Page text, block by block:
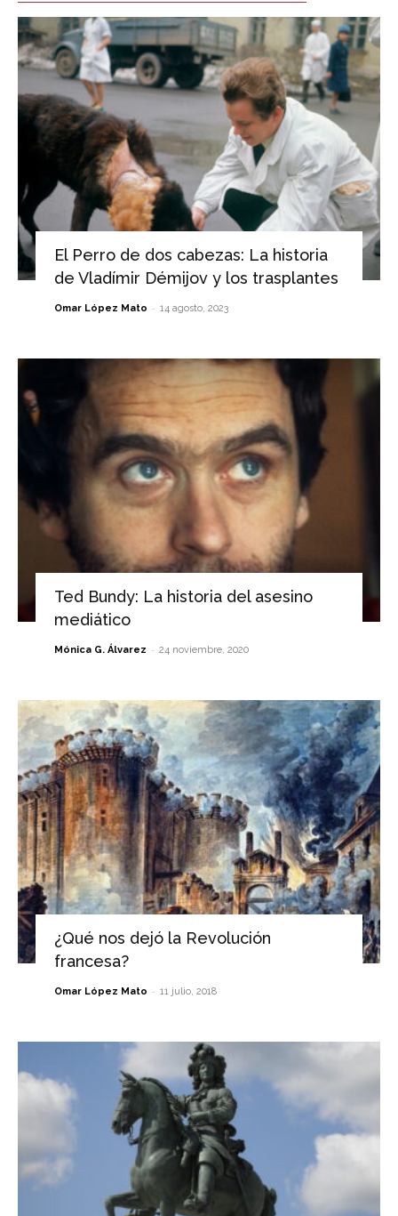
El Perro de dos cabezas: La historia
de Vladímir Démijov y los trasplantes
Omar López Mato - 14 agosto, 2023
Ted Bundy: La historia del asesino
mediático
Mónica G. Álvarez - 24 noviembre, 2020
¿Qué nos dejó la Revolución
francesa?
Omar López Mato - 11 julio, 2018